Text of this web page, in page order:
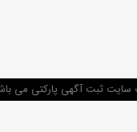
ثبت آگهی پارکتی می